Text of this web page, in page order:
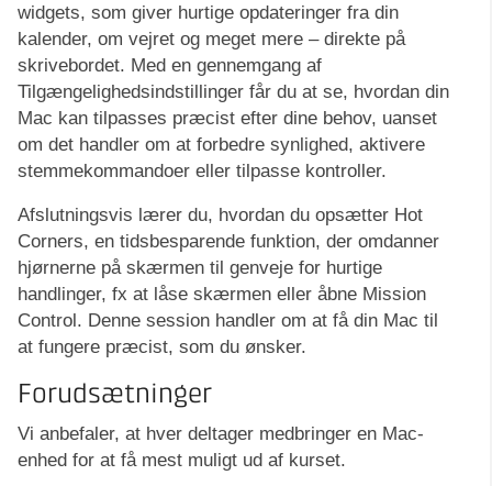
widgets, som giver hurtige opdateringer fra din
kalender, om vejret og meget mere – direkte på
skrivebordet. Med en gennemgang af
Tilgængelighedsindstillinger får du at se, hvordan din
Mac kan tilpasses præcist efter dine behov, uanset
om det handler om at forbedre synlighed, aktivere
stemmekommandoer eller tilpasse kontroller.
Afslutningsvis lærer du, hvordan du opsætter Hot
Corners, en tidsbesparende funktion, der omdanner
hjørnerne på skærmen til genveje for hurtige
handlinger, fx at låse skærmen eller åbne Mission
Control. Denne session handler om at få din Mac til
at fungere præcist, som du ønsker.
Forudsætninger
Vi anbefaler, at hver deltager medbringer en Mac-
enhed for at få mest muligt ud af kurset.